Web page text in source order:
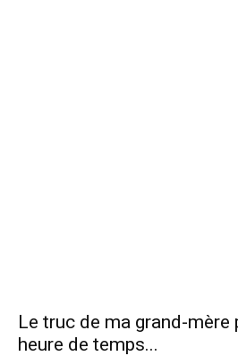
Le truc de ma grand-mère
heure de temps...